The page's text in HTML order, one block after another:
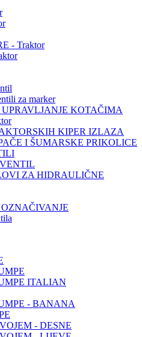
- Traktor
za marker
KOTAČIMA
KIPER IZLAZA
I ŠUMARSKE PRIKOLICE
ZA HIDRAULIČNE
ITALIAN
- BANANA
- DESNE